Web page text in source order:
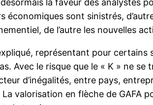
la faveur des analystes
sont sinistrés,
de l’autre les nouvelles
représentant pour
Avec le risque que le « K » ne
d’inégalités, entre pays,
valorisation en flèche de GAFA